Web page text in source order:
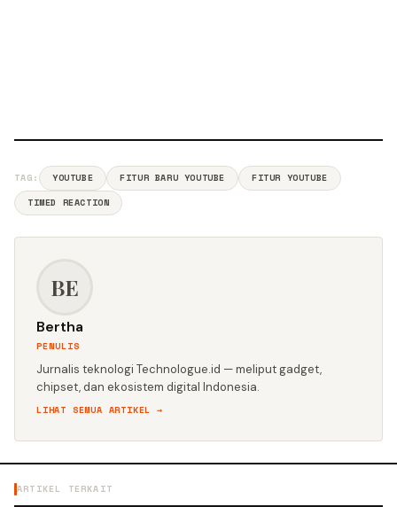
TAG: YOUTUBE FITUR BARU YOUTUBE
FITUR YOUTUBE
TIMED REACTION
BE
Bertha
PENULIS
Jurnalis teknologi Technologue.id — meliput gadget,
chipset, dan ekosistem digital Indonesia.
LIHAT SEMUA ARTIKEL →
ARTIKEL TERKAIT